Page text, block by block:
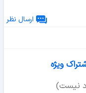
ارسال نظر
ویژه
نیست)